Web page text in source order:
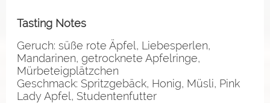
Tasting Notes
Geruch: süße rote Äpfel, Liebesperlen,
Mandarinen, getrocknete Apfelringe,
Mürbeteigplätzchen
Geschmack: Spritzgebäck, Honig, Müsli, Pink
Lady Apfel, Studentenfutter